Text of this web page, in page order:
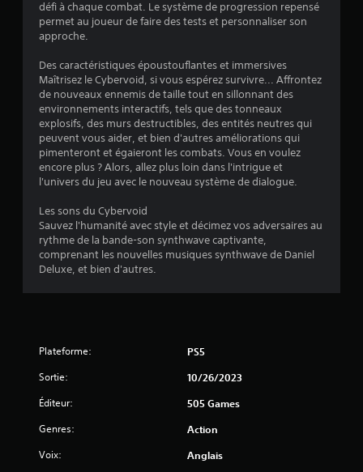
défi à chaque combat. Le système de progression repensé
permet au joueur de faire des tests et personnaliser son
approche.
Des caractéristiques époustouflantes et immersives
Maîtrisez le Cybervoid, si vous espérez survivre... Affrontez
de nouveaux ennemis de taille tout en sillonnant des
environnements interactifs, tels que des tonneaux
explosifs, des murs destructibles, des entités neutres qui
peuvent vous aider, et bien d'autres améliorations qui
pimenteront et égaieront les combats. Vous en voulez
encore plus ? Alors, allez plus loin dans l'intrigue et
l'univers du jeu avec le nouveau système de dialogue.
Les sons du Cybervoid
Sauvez l'humanité avec style et décimez vos adversaires au
rythme de la bande-son synthwave captivante,
comprenant les nouvelles musiques synthwave de Daniel
Deluxe, et bien d'autres.
Plateforme: PS5
Sortie: 10/26/2023
Éditeur: 505 Games
Genres: Action
Voix: Anglais